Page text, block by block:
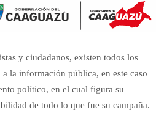
y ciudadanos, existen todos los
a la información pública, en este caso
político, en el cual figura su
de todo lo que fue su campaña.